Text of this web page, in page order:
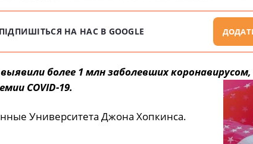
ПІДПИШІТЬСЯ НА НАС В GOOGLE
более 1 млн заболевших
COVID-19.
Университета Джона Хопкинса.